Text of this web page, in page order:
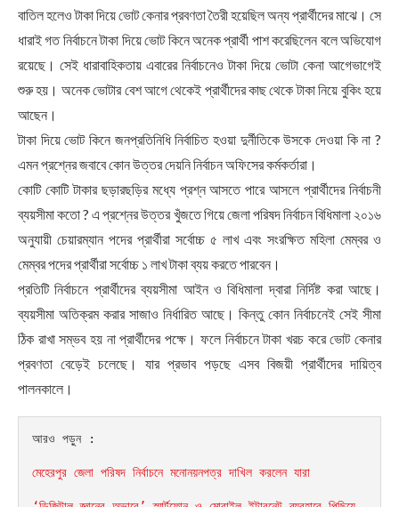
বাতিল হলেও টাকা দিয়ে ভোট কেনার প্রবণতা তৈরী হয়েছিল অন্য প্রার্থীদের মাঝে। সে
ধারাই গত নির্বাচনে টাকা দিয়ে ভোট কিনে অনেক প্রার্থী পাশ করেছিলেন বলে অভিযোগ
রয়েছে। সেই ধারাবাহিকতায় এবারের নির্বাচনেও টাকা দিয়ে ভোটা কেনা আগেভাগেই
শুরু হয়। অনেক ভোটার বেশ আগে থেকেই প্রার্থীদের কাছ থেকে টাকা নিয়ে বুকিং হয়ে
আছেন।
টাকা দিয়ে ভোট কিনে জনপ্রতিনিধি নির্বাচিত হওয়া দুর্নীতিকে উসকে দেওয়া কি না ?
এমন প্রশ্নের জবাবে কোন উত্তর দেয়নি নির্বাচন অফিসের কর্মকর্তারা।
কোটি কোটি টাকার ছড়ারছড়ির মধ্যে প্রশ্ন আসতে পারে আসলে প্রার্থীদের নির্বাচনী
ব্যয়সীমা কতো ? এ প্রশ্নের উত্তর খুঁজতে গিয়ে জেলা পরিষদ নির্বাচন বিধিমালা ২০১৬
অনুযায়ী চেয়ারম্যান পদের প্রার্থীরা সর্বোচ্চ ৫ লাখ এবং সংরক্ষিত মহিলা মেম্বর ও
মেম্বর পদের প্রার্থীরা সর্বোচ্চ ১ লাখ টাকা ব্যয় করতে পারবেন।
প্রতিটি নির্বাচনে প্রার্থীদের ব্যয়সীমা আইন ও বিধিমালা দ্বারা নির্দিষ্ট করা আছে।
ব্যয়সীমা অতিক্রম করার সাজাও নির্ধারিত আছে। কিন্তু কোন নির্বাচনেই সেই সীমা
ঠিক রাখা সম্ভব হয় না প্রার্থীদের পক্ষে। ফলে নির্বাচনে টাকা খরচ করে ভোট কেনার
প্রবণতা বেড়েই চলেছে। যার প্রভাব পড়ছে এসব বিজয়ী প্রার্থীদের দায়িত্ব
পালনকালে।
আরও পড়ুন :
মেহেরপুর জেলা পরিষদ নির্বাচনে মনোনয়নপত্র দাখিল করলেন যারা